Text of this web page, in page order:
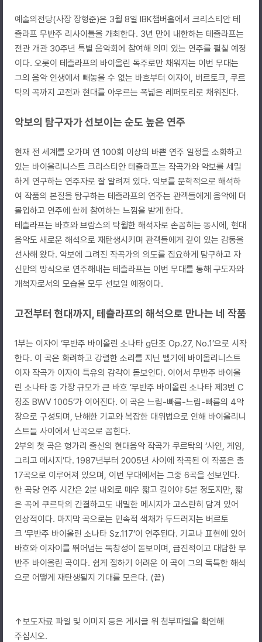
예술의전당(사장 장형준)은 3월 8일 IBK챔버홀에서 크리스티안 테
츨라프 무반주 리사이틀을 개최한다. 3년 만에 내한하는 테츨라프는
전관 개관 30주년 특별 음악회에 참여해 의미 있는 연주를 펼칠 예정
이다. 오롯이 테츨라프의 바이올린 독주로만 채워지는 이번 무대는
그의 음악 인생에서 빼놓을 수 없는 바흐부터 이자이, 버르토크, 쿠르
탁의 곡까지 고전과 현대를 아우르는 폭넓은 레퍼토리로 채워진다.
악보의 탐구자가 선보이는 순도 높은 연주
현재 전 세계를 오가며 연 100회 이상의 바쁜 연주 일정을 소화하고
있는 바이올리니스트 크리스티안 테츨라프는 작곡가와 악보를 세밀
하게 연구하는 연주자로 잘 알려져 있다. 악보를 문학적으로 해석하
여 작품의 본질을 탐구하는 테츨라프의 연주는 관객들에게 음악에 더
몰입하고 연주에 함께 참여하는 느낌을 받게 한다.
테츨라프는 바흐와 브람스의 탁월한 해석자로 손꼽히는 동시에, 현대
음악도 새로운 해석으로 재탄생시키며 관객들에게 깊이 있는 감동을
선사해 왔다. 악보에 그려진 작곡가의 의도를 집요하게 탐구하고 자
신만의 방식으로 연주해내는 테츨라프는 이번 무대를 통해 구도자와
개척자로서의 모습을 모두 선보일 예정이다.
고전부터 현대까지, 테츨라프의 해석으로 만나는 네 작품
1부는 이자이 ‘무반주 바이올린 소나타 g단조 Op.27, No.1’으로 시작
한다. 이 곡은 화려하고 강렬한 소리를 지닌 벨기에 바이올리니스트
이자 작곡가 이자이 특유의 감각이 돋보인다. 이어서 무반주 바이올
린 소나타 중 가장 규모가 큰 바흐 ’무반주 바이올린 소나타 제3번 C
장조 BWV 1005’가 이어진다. 이 곡은 느림-빠름-느림-빠름의 4악
장으로 구성되며, 난해한 기교와 복잡한 대위법으로 인해 바이올리니
스트들 사이에서 난곡으로 꼽힌다.
2부의 첫 곡은 헝가리 출신의 현대음악 작곡가 쿠르탁의 ‘사인, 게임,
그리고 메시지’다. 1987년부터 2005년 사이에 작곡된 이 작품은 총
17곡으로 이루어져 있으며, 이번 무대에서는 그중 6곡을 선보인다.
한 곡당 연주 시간은 2분 내외로 매우 짧고 길어야 5분 정도지만, 짧
은 곡에 쿠르탁의 간결하고도 내밀한 메시지가 고스란히 담겨 있어
인상적이다. 마지막 곡으로는 민속적 색채가 두드러지는 버르토
크 ’무반주 바이올린 소나타 Sz.117’이 연주된다. 기교나 표현에 있어
바흐와 이자이를 뛰어넘는 독창성이 돋보이며, 급진적이고 대담한 무
반주 바이올린 곡이다. 쉽게 접하기 어려운 이 곡이 그의 독특한 해석
으로 어떻게 재탄생될지 기대를 모은다. (끝)
↑보도자료 파일 및 이미지 등은 게시글 위 첨부파일을 확인해
주십시오.